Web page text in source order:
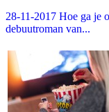
28-11-2017 Hoe ga je
debuutroman van...